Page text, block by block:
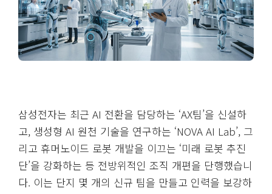
삼성전자는 최근 AI 전환을 담당하는 ‘AX팀’을 신설하
고, 생성형 AI 원천 기술을 연구하는 ‘NOVA AI Lab’, 그
리고 휴머노이드 로봇 개발을 이끄는 ‘미래 로봇 추진
단’을 강화하는 등 전방위적인 조직 개편을 단행했습니
다. 이는 단지 몇 개의 신규 팀을 만들고 인력을 보강하